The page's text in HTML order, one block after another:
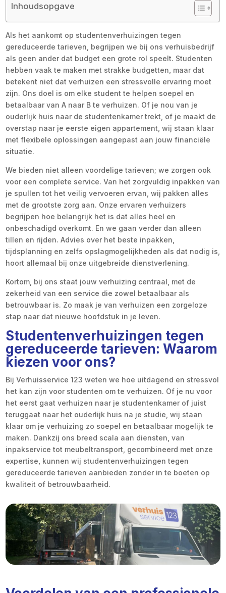
Inhoudsopgave
Als het aankomt op studentenverhuizingen tegen
gereduceerde tarieven, begrijpen we bij ons verhuisbedrijf
als geen ander dat budget een grote rol speelt. Studenten
hebben vaak te maken met strakke budgetten, maar dat
betekent niet dat verhuizen een stressvolle ervaring moet
zijn. Ons doel is om elke student te helpen soepel en
betaalbaar van A naar B te verhuizen. Of je nou van je
ouderlijk huis naar de studentenkamer trekt, of je maakt de
overstap naar je eerste eigen appartement, wij staan klaar
met flexibele oplossingen aangepast aan jouw financiële
situatie.
We bieden niet alleen voordelige tarieven; we zorgen ook
voor een complete service. Van het zorgvuldig inpakken van
je spullen tot het veilig vervoeren ervan, wij pakken alles
met de grootste zorg aan. Onze ervaren verhuizers
begrijpen hoe belangrijk het is dat alles heel en
onbeschadigd overkomt. En we gaan verder dan alleen
tillen en rijden. Advies over het beste inpakken,
tijdsplanning en zelfs opslagmogelijkheden als dat nodig is,
hoort allemaal bij onze uitgebreide dienstverlening.
Kortom, bij ons staat jouw verhuizing centraal, met de
zekerheid van een service die zowel betaalbaar als
betrouwbaar is. Zo maak je van verhuizen een zorgeloze
stap naar dat nieuwe hoofdstuk in je leven.
Studentenverhuizingen tegen
gereduceerde tarieven: Waarom
kiezen voor ons?
Bij Verhuisservice 123 weten we hoe uitdagend en stressvol
het kan zijn voor studenten om te verhuizen. Of je nu voor
het eerst gaat verhuizen naar je studentenkamer of juist
teruggaat naar het ouderlijk huis na je studie, wij staan
klaar om je verhuizing zo soepel en betaalbaar mogelijk te
maken. Dankzij ons breed scala aan diensten, van
inpakservice tot meubeltransport, gecombineerd met onze
expertise, kunnen wij studentenverhuizingen tegen
gereduceerde tarieven aanbieden zonder in te boeten op
kwaliteit of betrouwbaarheid.